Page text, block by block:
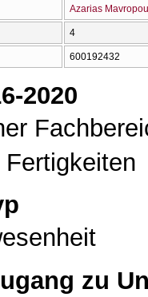
Azarias
4
600192432
2020
zu